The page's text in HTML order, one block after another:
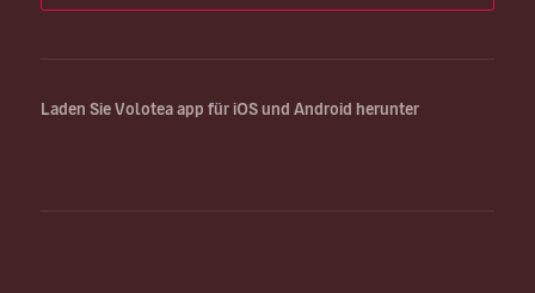
Laden Sie Volotea app für iOS und Android herunter